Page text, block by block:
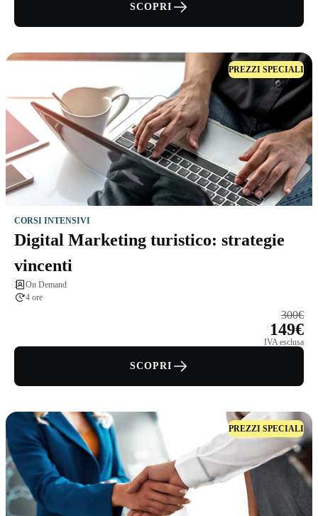
SCOPRI
PREZZI SPECIALI
CORSI INTENSIVI
Digital Marketing turistico: strategie
vincenti
On Demand
4 ore
300€
149€
IVA esclusa
SCOPRI
PREZZI SPECIALI